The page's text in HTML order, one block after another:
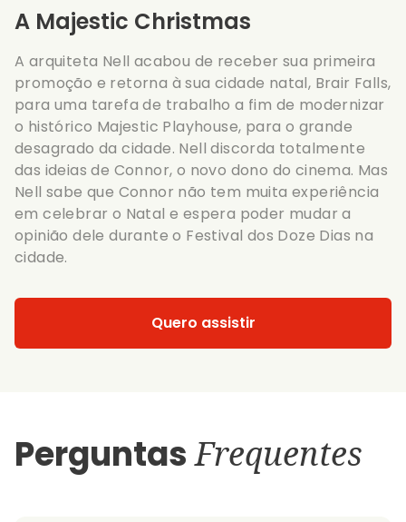
A Majestic Christmas
A arquiteta Nell acabou de receber sua primeira
promoção e retorna à sua cidade natal, Brair Falls,
para uma tarefa de trabalho a fim de modernizar
o histórico Majestic Playhouse, para o grande
desagrado da cidade. Nell discorda totalmente
das ideias de Connor, o novo dono do cinema. Mas
Nell sabe que Connor não tem muita experiência
em celebrar o Natal e espera poder mudar a
opinião dele durante o Festival dos Doze Dias na
cidade.
Quero assistir
PerguntasFrequentes